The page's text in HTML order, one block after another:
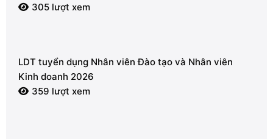
305 lượt xem
LDT tuyển dụng Nhân viên Đào tạo và Nhân viên
Kinh doanh 2026
359 lượt xem